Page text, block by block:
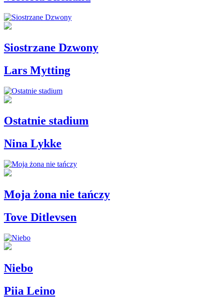
Siostrzane Dzwony
Lars Mytting
Ostatnie stadium
Nina Lykke
Moja żona nie tańczy
Tove Ditlevsen
Niebo
Piia Leino